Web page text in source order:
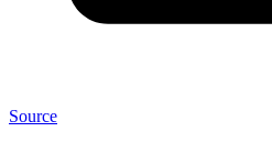
Source